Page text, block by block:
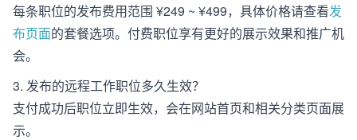
每条职位的发布费用范围 ¥249 ~ ¥499，具体价格请查看发
布页面的套餐选项。付费职位享有更好的展示效果和推广机
会。
3. 发布的远程工作职位多久生效？
支付成功后职位立即生效，会在网站首页和相关分类页面展
示。